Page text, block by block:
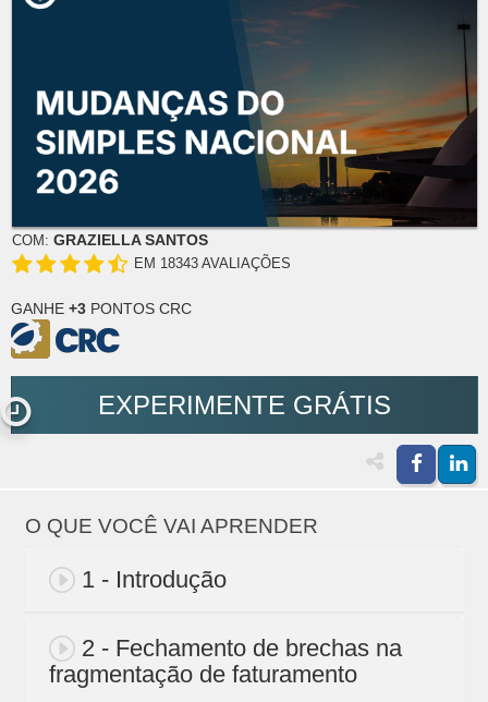
COM: GRAZIELLA SANTOS
EM 18343 AVALIAÇÕES
GANHE +3 PONTOS CRC
EXPERIMENTE GRÁTIS
O QUE VOCÊ VAI APRENDER
1 - Introdução
2 - Fechamento de brechas na
fragmentação de faturamento